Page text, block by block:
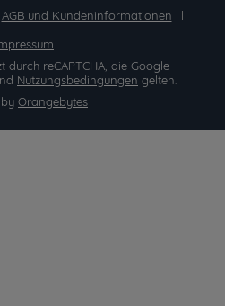
AGB und Kundeninformationen
durch reCAPTCHA, die Google
Nutzungsbedingungen gelten.
Orangebytes